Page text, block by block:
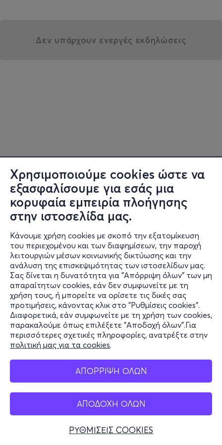
Χρησιμοποιούμε cookies ώστε να
εξασφαλίσουμε για εσάς μια
κορυφαία εμπειρία πλοήγησης
στην ιστοσελίδα μας.
Κάνουμε χρήση cookies με σκοπό την εξατομίκευση
του περιεχομένου και των διαφημίσεων, την παροχή
λειτουργιών μέσων κοινωνικής δικτύωσης και την
ανάλυση της επισκεψιμότητας των ιστοσελίδων μας.
Σας δίνεται η δυνατότητα για "Απόρριψη όλων" των μη
απαραίτητων cookies, εάν δεν συμφωνείτε με τη
χρήση τους, ή μπορείτε να ορίσετε τις δικές σας
προτιμήσεις, κάνοντας κλικ στο "Ρυθμίσεις cookies".
Διαφορετικά, εάν συμφωνείτε με τη χρήση των cookies,
παρακαλούμε όπως επιλέξετε "Αποδοχή όλων".Για
περισσότερες σχετικές πληροφορίες, ανατρέξτε στην
πολιτική μας για τα cookies.
ΑΠΟΡΡΙΨΗ ΟΛΩΝ
ΑΠΟΔΟΧΗ ΟΛΩΝ
ΡΥΘΜΙΣΕΙΣ COOKIES
Δεν υπάρχουν ενεργές εκδηλώσεις